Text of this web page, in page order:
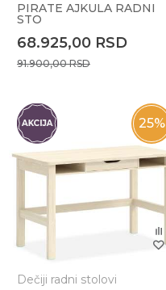
PIRATE AJKULA RADNI
STO
68.925,00 RSD
91.900,00RSD
25%
Dečiji radni stolovi